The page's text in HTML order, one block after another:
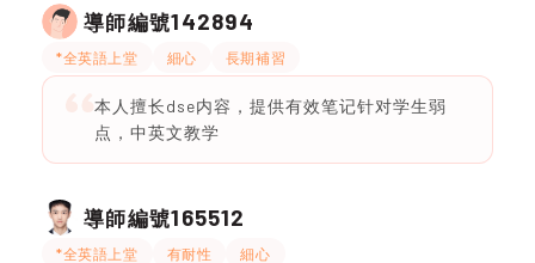
導師編號142894
*全英語上堂 細心 長期補習
本人擅长dse内容，提供有效笔记针对学生弱
点，中英文教学
導師編號165512
*全英語上堂 有耐性 細心